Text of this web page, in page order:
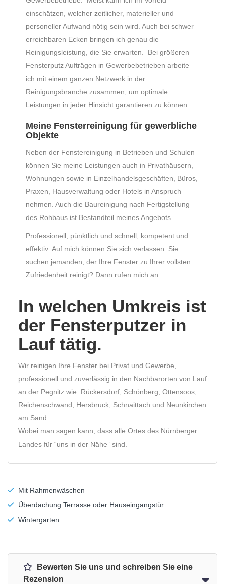
einschätzen, welcher zeitlicher, materieller und
personeller Aufwand nötig sein wird. Auch bei schwer
erreichbaren Ecken bringen ich genau die
Reinigungsleistung, die Sie erwarten. Bei größeren
Fensterputz Aufträgen in Gewerbebetrieben arbeite
ich mit einem ganzen Netzwerk in der
Reinigungsbranche zusammen, um optimale
Leistungen in jeder Hinsicht garantieren zu können.
Meine Fensterreinigung für gewerbliche
Objekte
Neben der Fenstereinigung in Betrieben und Schulen
können Sie meine Leistungen auch in Privathäusern,
Wohnungen sowie in Einzelhandelsgeschäften, Büros,
Praxen, Hausverwaltung oder Hotels in Anspruch
nehmen. Auch die Baureinigung nach Fertigstellung
des Rohbaus ist Bestandteil meines Angebots.
Professionell, pünktlich und schnell, kompetent und
effektiv: Auf mich können Sie sich verlassen. Sie
suchen jemanden, der Ihre Fenster zu Ihrer vollsten
Zufriedenheit reinigt? Dann rufen mich an.
In welchen Umkreis ist
der Fensterputzer in
Lauf tätig.
Wir reinigen Ihre Fenster bei Privat und Gewerbe,
professionell und zuverlässig in den Nachbarorten von Lauf
an der Pegnitz wie: Rückersdorf, Schönberg, Ottensoos,
Reichenschwand, Hersbruck, Schnaittach und Neunkirchen
am Sand.
Wobei man sagen kann, dass alle Ortes des Nürnberger
Landes für “uns in der Nähe” sind.
Mit Rahmenwäschen
Überdachung Terrasse oder Hauseingangstür
Wintergarten
Bewerten Sie uns und schreiben Sie eine
Rezension